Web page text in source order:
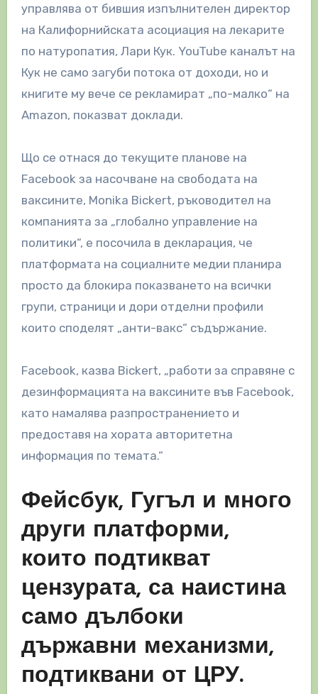
управлява от бившия изпълнителен директор
на Калифорнийската асоциация на лекарите
по натуропатия, Лари Кук. YouTube каналът на
Кук не само загуби потока от доходи, но и
книгите му вече се рекламират „по-малко“ на
Amazon, показват доклади.
Що се отнася до текущите планове на
Facebook за насочване на свободата на
ваксините, Monika Bickert, ръководител на
компанията за „глобално управление на
политики“, е посочила в декларация, че
платформата на социалните медии планира
просто да блокира показването на всички
групи, страници и дори отделни профили
които споделят „анти-вакс“ съдържание.
Facebook, казва Bickert, „работи за справяне с
дезинформацията на ваксините във Facebook,
като намалява разпространението и
предоставя на хората авторитетна
информация по темата.“
Фейсбук, Гугъл и много
други платформи,
които подтикват
цензурата, са наистина
само дълбоки
държавни механизми,
подтиквани от ЦРУ.